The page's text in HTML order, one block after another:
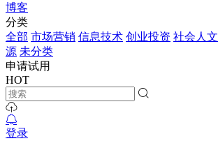
博客
分类
全部 市场营销 信息技术 创业投资 社会人文
源 未分类
申请试用
HOT
登录